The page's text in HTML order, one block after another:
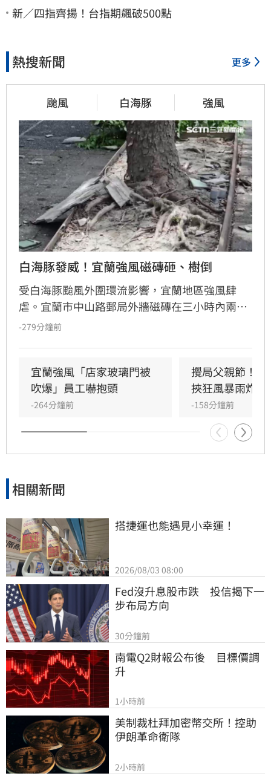
新／四指齊揚！台指期飆破500點
熱搜新聞 更多
颱風 白海豚 強風
白海豚發威！宜蘭強風磁磚砸、樹倒
受白海豚颱風外圍環流影響，宜蘭地區強風肆
虐。宜蘭市中山路郵局外牆磁磚在三小時內兩度
剝落，武營街亦發生磁磚砸地險象，所幸無人傷
全面停駛。
-279分鐘前
宜蘭強風「店家玻璃門被
吹爆」員工嚇抱頭
-264分鐘前
攪局父親節！
挾狂風暴雨炸雙
-158分鐘前
相關新聞
搭捷運也能遇見小幸運！
2026/08/03 08:00
Fed沒升息股市跌　投信揭下一
步布局方向
30分鐘前
南電Q2財報公布後　目標價調
升
1小時前
美制裁杜拜加密幣交所！控助
伊朗革命衛隊
2小時前